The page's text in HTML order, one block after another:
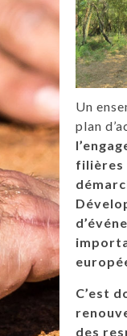
Un
plan
filières
C’est
des